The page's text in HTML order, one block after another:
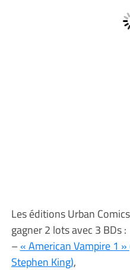
Les éditions Urban
gagner 2 lots avec 3 BDs :
–« American Vampire 1
Stephen King),